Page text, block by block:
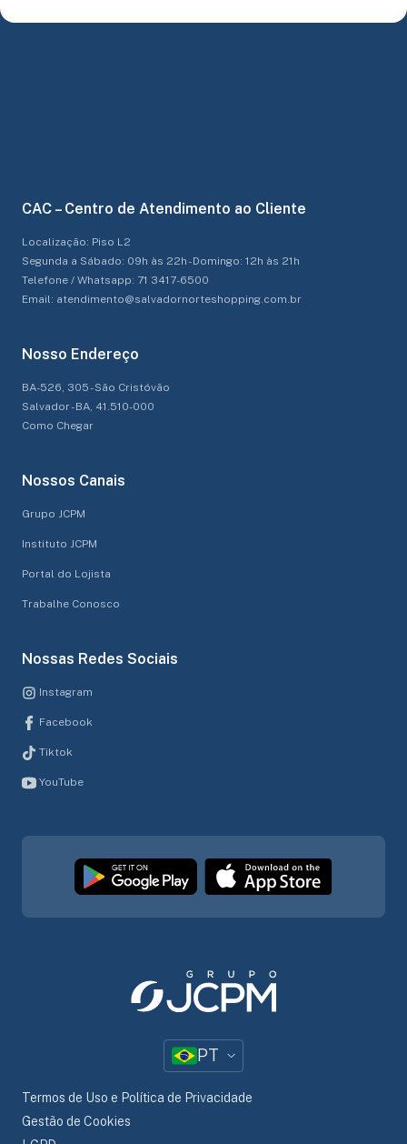
CAC – Centro de Atendimento ao Cliente
Localização: Piso L2
Segunda a Sábado: 09h às 22h - Domingo: 12h às 21h
Telefone / Whatsapp: 71 3417-6500
Email: atendimento@salvadornorteshopping.com.br
Nosso Endereço
BA-526, 305 - São Cristóvão
Salvador - BA, 41.510-000
Como Chegar
Nossos Canais
Grupo JCPM
Instituto JCPM
Portal do Lojista
Trabalhe Conosco
Nossas Redes Sociais
Instagram
Facebook
Tiktok
YouTube
PT
Termos de Uso e Política de Privacidade
Gestão de Cookies